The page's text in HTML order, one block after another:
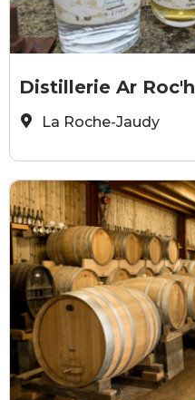
Ar Roc'h
Distillerie Ar Roc'h
La Roche-Jaudy